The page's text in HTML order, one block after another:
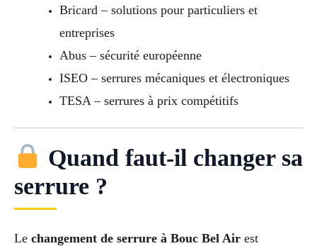
Bricard – solutions pour particuliers et
entreprises
Abus – sécurité européenne
ISEO – serrures mécaniques et électroniques
TESA – serrures à prix compétitifs
Quand faut-il changer sa
serrure ?
Le changement de serrure à Bouc Bel Air est